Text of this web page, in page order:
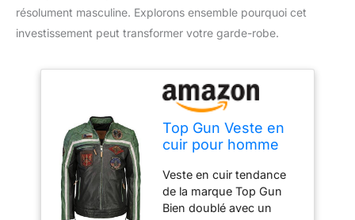
résolument masculine. Explorons ensemble pourquoi cet
investissement peut transformer votre garde-robe.
Top Gun Veste en
cuir pour homme
Noir/vert/crème,
XXL
Veste en cuir tendance
de la marque Top Gun
Bien doublé avec un